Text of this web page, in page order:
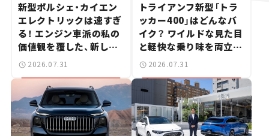
新型ポルシェ・カイエン
エレクトリックは速すぎ
る！ エンジン車派の私の
価値観を覆した、新しい
ポルシェの走り。
2026.07.31
トライアンフ新型「トラ
ッカー400」はどんなバ
イク？ ワイルドな見た目
と軽快な乗り味を両立し
た400ccフラットトラッ
2026.07.31